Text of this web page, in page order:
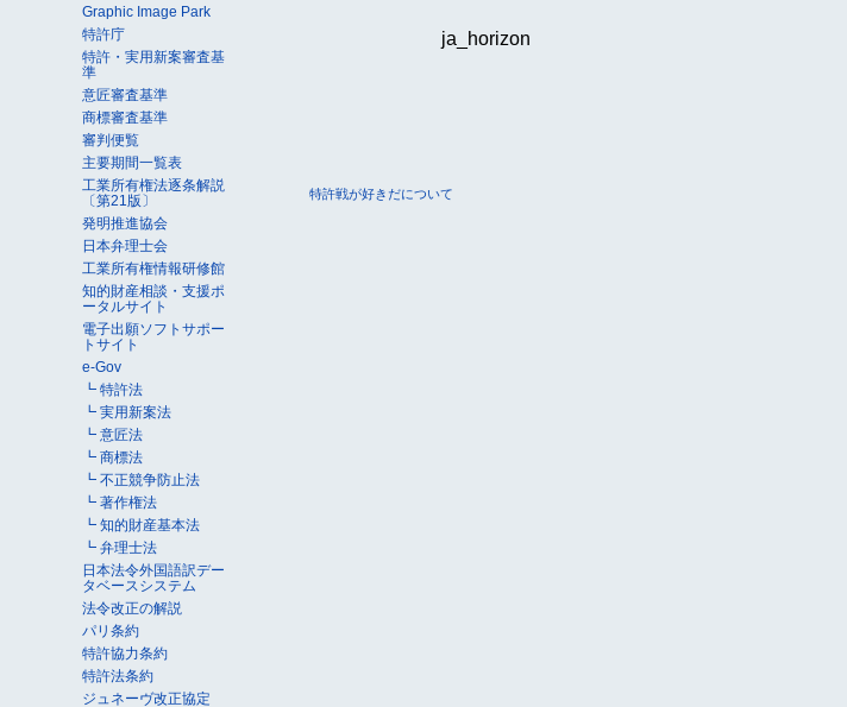
Graphic Image Park
特許庁
特許・実用新案審査基
準
意匠審査基準
商標審査基準
審判便覧
主要期間一覧表
工業所有権法逐条解説
〔第21版〕
発明推進協会
日本弁理士会
工業所有権情報研修館
知的財産相談・支援ポ
ータルサイト
電子出願ソフトサポー
トサイト
e-Gov
┗ 特許法
┗ 実用新案法
┗ 意匠法
┗ 商標法
┗ 不正競争防止法
┗ 著作権法
┗ 知的財産基本法
┗ 弁理士法
日本法令外国語訳デー
タベースシステム
法令改正の解説
パリ条約
特許協力条約
特許法条約
ジュネーヴ改正協定
ja_horizon
特許戦が好きだについて